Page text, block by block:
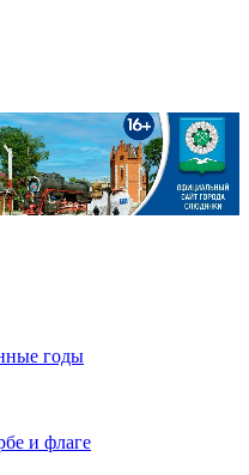
годы
и флаге